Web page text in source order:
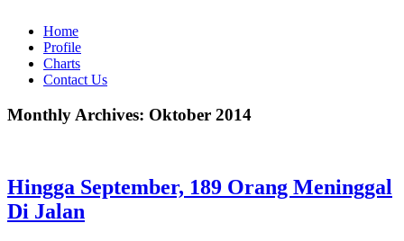
Home
Profile
Charts
Contact Us
Monthly Archives: Oktober 2014
Hingga September, 189 Orang Meninggal
Di Jalan